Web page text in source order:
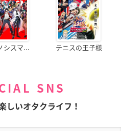
シスマ... テニスの王子様
SNS
しいオタクライフ！